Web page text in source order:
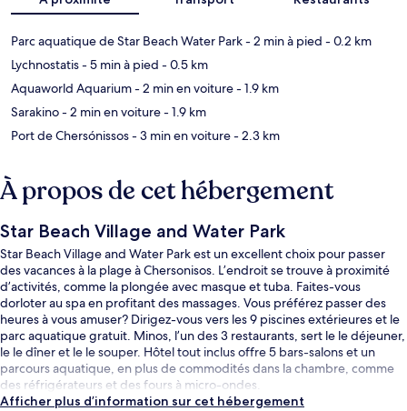
Parc aquatique de Star Beach Water Park- 2 min à pied - 0.2 km
Lychnostatis- 5 min à pied - 0.5 km
Aquaworld Aquarium- 2 min en voiture- 1.9 km
Sarakino- 2 min en voiture- 1.9 km
Port de Chersónissos- 3 min en voiture- 2.3 km
À propos de cet hébergement
Star Beach Village and Water Park
Star Beach Village and Water Park est un excellent choix pour passer
des vacances à la plage à Chersonisos. L’endroit se trouve à proximité
d’activités, comme la plongée avec masque et tuba. Faites-vous
dorloter au spa en profitant des massages. Vous préférez passer des
heures à vous amuser? Dirigez-vous vers les 9 piscines extérieures et le
parc aquatique gratuit. Minos, l’un des 3 restaurants, sert le le déjeuner,
le le dîner et le le souper. Hôtel tout inclus offre 5 bars-salons et un
parcours aquatique, en plus de commodités dans la chambre, comme
des réfrigérateurs et des fours à micro-ondes.
Afficher plus d’information sur cet hébergement